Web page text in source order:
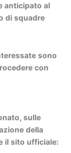
anticipato al
di squadre
sono
con
sulle
della
il sito ufficiale: